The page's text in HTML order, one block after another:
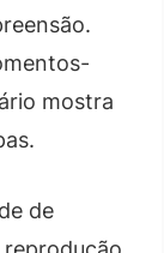
mostra
de